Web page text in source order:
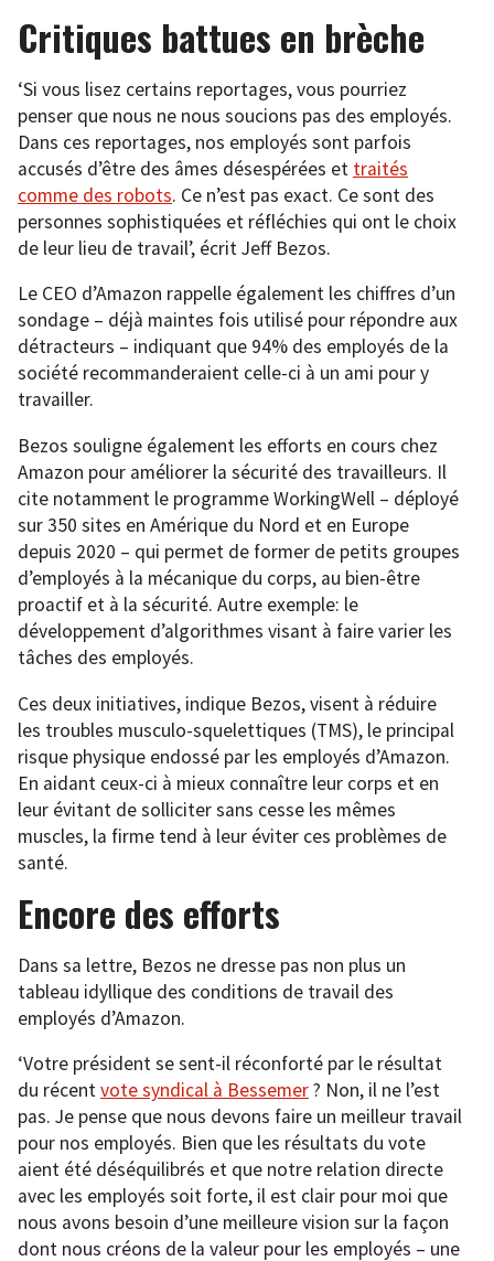
Critiques battues en brèche
‘Si vous lisez certains reportages, vous pourriez
penser que nous ne nous soucions pas des employés.
Dans ces reportages, nos employés sont parfois
accusés d’être des âmes désespérées et traités
comme des robots. Ce n’est pas exact. Ce sont des
personnes sophistiquées et réfléchies qui ont le choix
de leur lieu de travail’, écrit Jeff Bezos.
Le CEO d’Amazon rappelle également les chiffres d’un
sondage – déjà maintes fois utilisé pour répondre aux
détracteurs – indiquant que 94% des employés de la
société recommanderaient celle-ci à un ami pour y
travailler.
Bezos souligne également les efforts en cours chez
Amazon pour améliorer la sécurité des travailleurs. Il
cite notamment le programme WorkingWell – déployé
sur 350 sites en Amérique du Nord et en Europe
depuis 2020 – qui permet de former de petits groupes
d’employés à la mécanique du corps, au bien-être
proactif et à la sécurité. Autre exemple: le
développement d’algorithmes visant à faire varier les
tâches des employés.
Ces deux initiatives, indique Bezos, visent à réduire
les troubles musculo-squelettiques (TMS), le principal
risque physique endossé par les employés d’Amazon.
En aidant ceux-ci à mieux connaître leur corps et en
leur évitant de solliciter sans cesse les mêmes
muscles, la firme tend à leur éviter ces problèmes de
santé.
Encore des efforts
Dans sa lettre, Bezos ne dresse pas non plus un
tableau idyllique des conditions de travail des
employés d’Amazon.
‘Votre président se sent-il réconforté par le résultat
du récentvote syndical à Bessemer? Non, il ne l’est
pas. Je pense que nous devons faire un meilleur travail
pour nos employés. Bien que les résultats du vote
aient été déséquilibrés et que notre relation directe
avec les employés soit forte, il est clair pour moi que
nous avons besoin d’une meilleure vision sur la façon
dont nous créons de la valeur pour les employés – une